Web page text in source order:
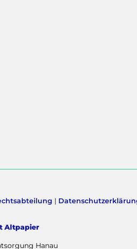
|
Altpapier
Hanau